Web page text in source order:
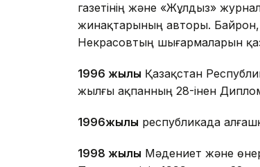
газетінің және «Жұлдыз»
жинақтарының авторы.
Некрасовтың шығармаларын
1996 жылы Қазақстан
жылғы ақпанның 28-інен
1996жылы республикада
1998 жылы Мәдениет және